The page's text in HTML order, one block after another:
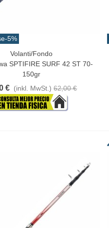
-5%
Volanti/Fondo
SPTIFIRE SURF 42 ST 70-
150gr
€ (inkl. MwSt.) 62,00 €